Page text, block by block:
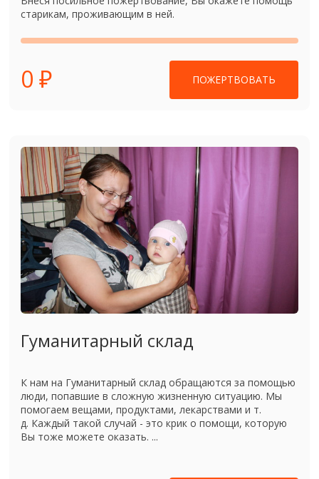
старикам, проживающим в ней.
0 ₽ ПОЖЕРТВОВАТЬ
Гуманитарный склад
К нам на Гуманитарный склад обращаются за помощью
люди, попавшие в сложную жизненную ситуацию. Мы
помогаем вещами, продуктами, лекарствами и т.
д. Каждый такой случай - это крик о помощи, которую
Вы тоже можете оказать. ...